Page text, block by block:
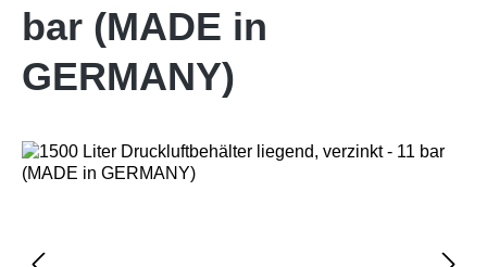
bar (MADE in
GERMANY)
Bildergalerie überspringen